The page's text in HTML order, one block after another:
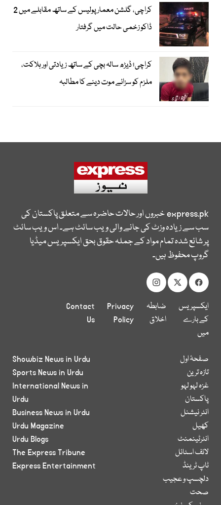
کراچی، گلشن معمار پولیس کے ساتھ مقابلے میں 2
ڈاکو زخمی حالت میں گرفتار
کراچی؛ ڈیڑھ سالہ بچی کے ساتھ زیادتی اور ہلاکت،
ملزم کو سزائے موت دینے کا مطالبہ
express.pkخبروں اور حالات حاضرہ سے متعلق پاکستان کی
سب سے زیادہ وزٹ کی جانے والی ویب سائٹ ہے۔ اس ویب سائٹ
پر شائع شدہ تمام مواد کے جملہ حقوق بحق ایکسپریس میڈیا
گروپ محفوظ ہیں۔
ایکسپریس
کے بارے
میں
ضابطہ
اخلاق
Privacy
Policy
Contact
Us
صفحۂ اول
تازہ ترین
غزہ لہو لہو
پاکستان
انٹر نیشنل
کھیل
انٹرٹینمنٹ
لائف اسٹائل
ٹاپ ٹرینڈ
دلچسپ و عجیب
صحت
Showbiz News in Urdu
Sports News in Urdu
International News in
Urdu
Business News in Urdu
Urdu Magazine
Urdu Blogs
The Express Tribune
Express Entertainment